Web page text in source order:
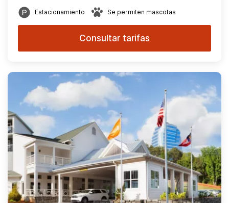
Estacionamiento Se permiten mascotas
Consultar tarifas